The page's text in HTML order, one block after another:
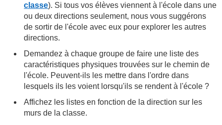
classe). Si tous vos élèves viennent à l'école dans une
ou deux directions seulement, nous vous suggérons
de sortir de l'école avec eux pour explorer les autres
directions.
Demandez à chaque groupe de faire une liste des
caractéristiques physiques trouvées sur le chemin de
l'école. Peuvent-ils les mettre dans l'ordre dans
lesquels ils les voient lorsqu'ils se rendent à l'école ?
Affichez les listes en fonction de la direction sur les
murs de la classe.